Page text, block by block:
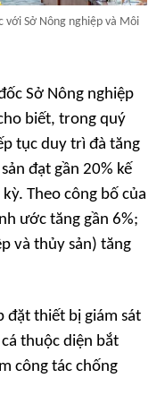
với Sở Nông nghiệp và Môi
Sở Nông nghiệp
biết, trong quý
tục duy trì đà tăng
đạt gần 20% kế
Theo công bố của
ước tăng gần 6%;
và thủy sản) tăng
đặt thiết bị giám sát
thuộc diện bắt
công tác chống